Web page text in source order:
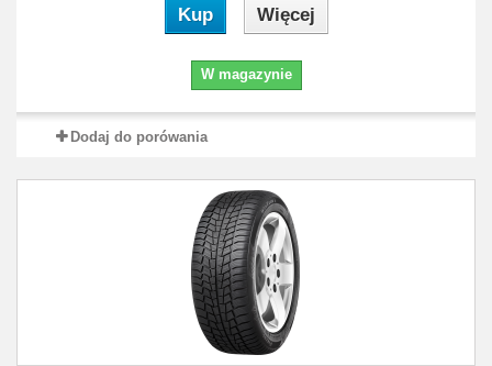
Kup Więcej
W magazynie
Dodaj do porówania